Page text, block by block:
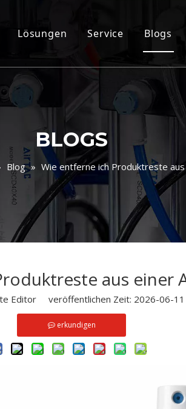
Lösungen Service Blogs
BLOGS
Blog » Wie entferne ich Produktreste
aus einer
Editor veröffentlichen Zeit: 2026-06-
erkundigen